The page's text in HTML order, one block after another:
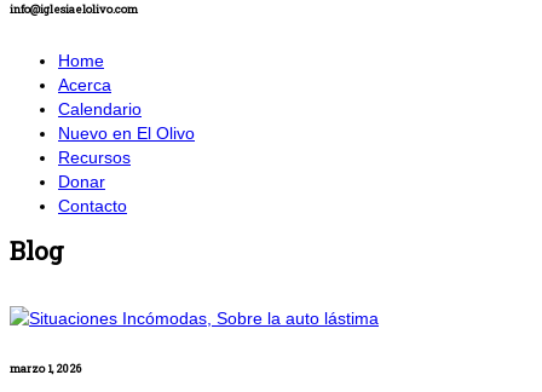
info@iglesiaelolivo.com
Home
Acerca
Calendario
Nuevo en El Olivo
Recursos
Donar
Contacto
Blog
marzo 1, 2026